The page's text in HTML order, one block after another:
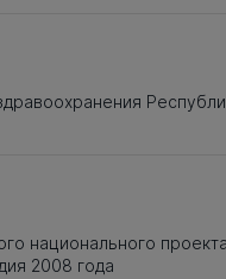
национального
2008 года